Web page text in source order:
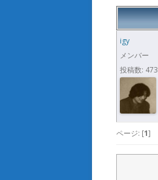
igy
メンバー
投稿数: 473
ページ: [1]